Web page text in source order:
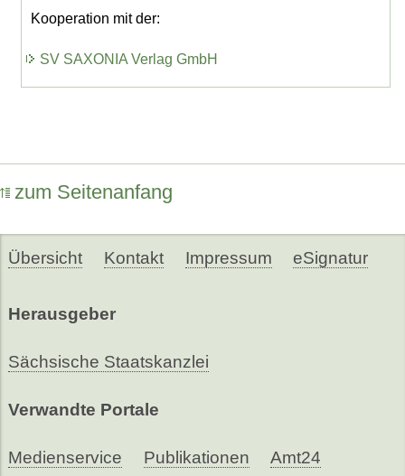
Kooperation mit der:
SV SAXONIA Verlag GmbH
zum Seitenanfang
Übersicht Kontakt Impressum eSignatur
Herausgeber
Sächsische Staatskanzlei
Verwandte Portale
Medienservice Publikationen Amt24